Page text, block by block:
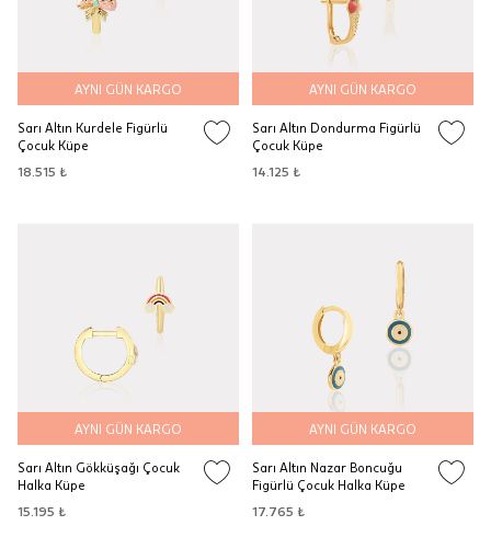
AYNI GÜN KARGO
Sarı Altın Kurdele Figürlü
Çocuk Küpe
18.515 ₺
AYNI GÜN KARGO
Sarı Altın Dondurma Figürlü
Çocuk Küpe
14.125 ₺
AYNI GÜN KARGO
Sarı Altın Gökküşağı Çocuk
Halka Küpe
15.195 ₺
AYNI GÜN KARGO
Sarı Altın Nazar Boncuğu
Figürlü Çocuk Halka Küpe
17.765 ₺